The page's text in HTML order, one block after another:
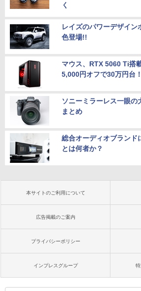
く
レイズのパワーデザイン
色登場!!
マウス、RTX 5060 Ti搭
5,000円オフで30万円台！
ソニーミラーレス一眼の
まとめ
総合オーディオブランド
とは何者か？
本サイトのご利用について
広告掲載のご案内
プライバシーポリシー
インプレスグループ